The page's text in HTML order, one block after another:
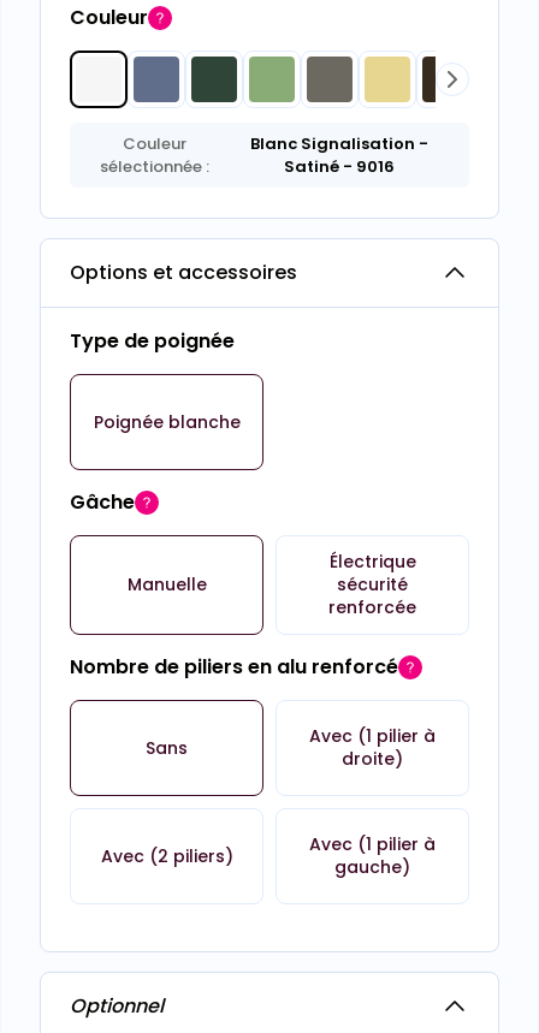
Couleur
Couleur
sélectionnée :
Blanc Signalisation -
Satiné - 9016
Options et accessoires
Type de poignée
Poignée blanche
Gâche
Manuelle
Électrique
sécurité
renforcée
Nombre de piliers en alu renforcé
Sans
Avec (1 pilier à
droite)
Avec (2 piliers)
Avec (1 pilier à
gauche)
Optionnel